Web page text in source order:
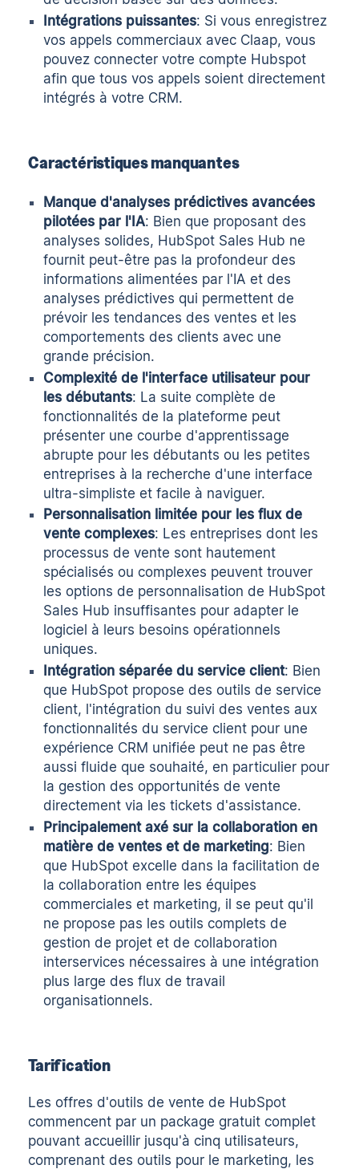
Intégrations puissantes: Si vous enregistrez
vos appels commerciaux avec Claap, vous
pouvez connecter votre compte Hubspot
afin que tous vos appels soient directement
intégrés à votre CRM.
Caractéristiques manquantes
Manque d'analyses prédictives avancées
pilotées par l'IA: Bien que proposant des
analyses solides, HubSpot Sales Hub ne
fournit peut-être pas la profondeur des
informations alimentées par l'IA et des
analyses prédictives qui permettent de
prévoir les tendances des ventes et les
comportements des clients avec une
grande précision.
Complexité de l'interface utilisateur pour
les débutants: La suite complète de
fonctionnalités de la plateforme peut
présenter une courbe d'apprentissage
abrupte pour les débutants ou les petites
entreprises à la recherche d'une interface
ultra-simpliste et facile à naviguer.
Personnalisation limitée pour les flux de
vente complexes: Les entreprises dont les
processus de vente sont hautement
spécialisés ou complexes peuvent trouver
les options de personnalisation de HubSpot
Sales Hub insuffisantes pour adapter le
logiciel à leurs besoins opérationnels
uniques.
Intégration séparée du service client: Bien
que HubSpot propose des outils de service
client, l'intégration du suivi des ventes aux
fonctionnalités du service client pour une
expérience CRM unifiée peut ne pas être
aussi fluide que souhaité, en particulier pour
la gestion des opportunités de vente
directement via les tickets d'assistance.
Principalement axé sur la collaboration en
matière de ventes et de marketing: Bien
que HubSpot excelle dans la facilitation de
la collaboration entre les équipes
commerciales et marketing, il se peut qu'il
ne propose pas les outils complets de
gestion de projet et de collaboration
interservices nécessaires à une intégration
plus large des flux de travail
organisationnels.
Tarification
Les offres d'outils de vente de HubSpot
commencent par un package gratuit complet
pouvant accueillir jusqu'à cinq utilisateurs,
comprenant des outils pour le marketing, les